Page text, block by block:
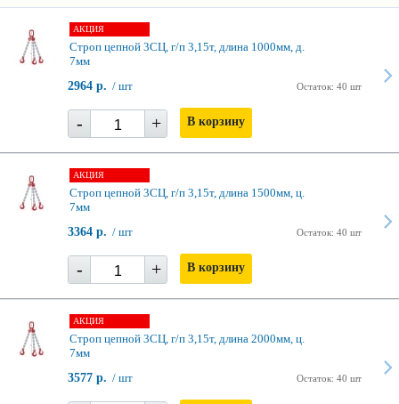
АКЦИЯ
Строп цепной 3СЦ, г/п 3,15т, длина 1000мм, д.
7мм
Остаток: 40 шт
2964 р. / шт
- + В корзину
АКЦИЯ
Строп цепной 3СЦ, г/п 3,15т, длина 1500мм, ц.
7мм
Остаток: 40 шт
3364 р. / шт
- + В корзину
АКЦИЯ
Строп цепной 3СЦ, г/п 3,15т, длина 2000мм, ц.
7мм
Остаток: 40 шт
3577 р. / шт